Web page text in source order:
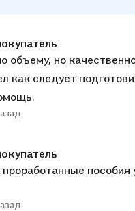
пособие. Задания отобраны самые
подготовиться к ВПР. Для них даны и ответы.